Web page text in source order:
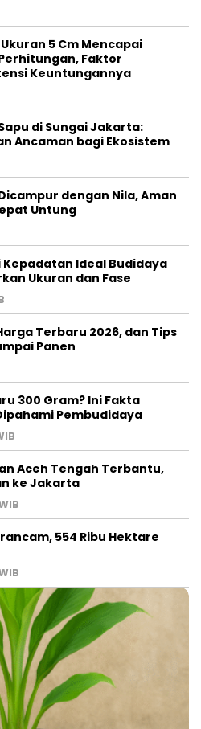
5 Cm Mencapai
Faktor
Keuntungannya
di Sungai Jakarta:
Ancaman bagi Ekosistem
dengan Nila, Aman
Untung
Kepadatan Ideal Budidaya
Ukuran dan Fase
Terbaru 2026, dan Tips
Panen
300 Gram? Ini Fakta
Pembudidaya
Aceh Tengah Terbantu,
ke Jakarta
554 Ribu Hektare